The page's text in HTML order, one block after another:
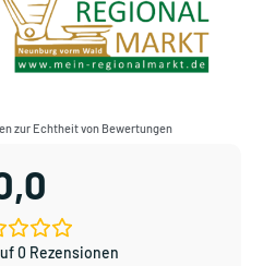
zur Echtheit von Bewertungen
0 Rezensionen